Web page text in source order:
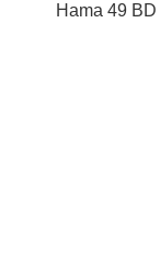
Hama 49